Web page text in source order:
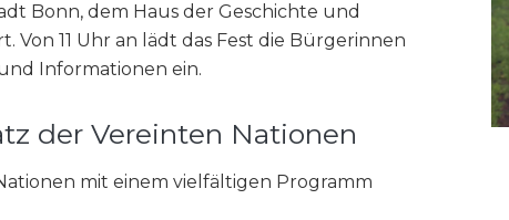
Bonn, dem Haus der Geschichte und
Von 11 Uhr an lädt das Fest die Bürgerinnen
Informationen ein.
der Vereinten Nationen
mit einem vielfältigen Programm